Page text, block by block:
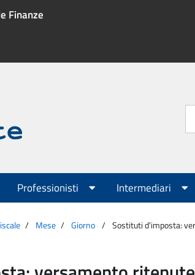
Finanze
Professionisti Intermediari
Mese Giorno Sostituti d'imposta: